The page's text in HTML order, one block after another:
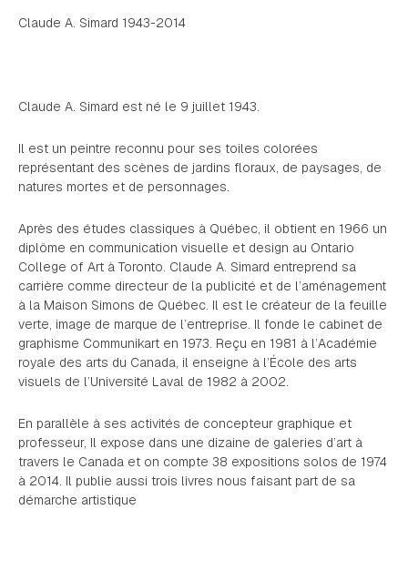
Claude A. Simard 1943-2014
Claude A. Simard est né le 9 juillet 1943.
Il est un peintre reconnu pour ses toiles colorées
représentant des scènes de jardins floraux, de paysages, de
natures mortes et de personnages.
Après des études classiques à Québec, il obtient en 1966 un
diplôme en communication visuelle et design au Ontario
College of Art à Toronto. Claude A. Simard entreprend sa
carrière comme directeur de la publicité et de l’aménagement
à la Maison Simons de Québec. Il est le créateur de la feuille
verte, image de marque de l’entreprise. Il fonde le cabinet de
graphisme Communikart en 1973. Reçu en 1981 à l’Académie
royale des arts du Canada, il enseigne à l’École des arts
visuels de l’Université Laval de 1982 à 2002.
En parallèle à ses activités de concepteur graphique et
professeur, Il expose dans une dizaine de galeries d’art à
travers le Canada et on compte 38 expositions solos de 1974
à 2014. Il publie aussi trois livres nous faisant part de sa
démarche artistique